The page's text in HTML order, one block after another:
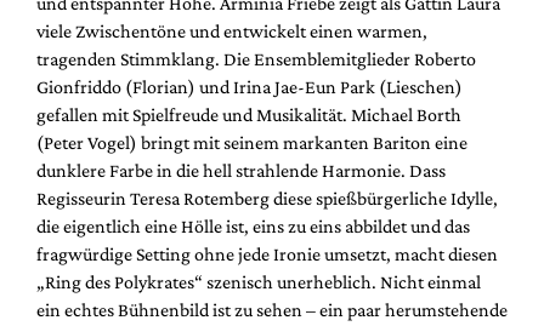
viele Zwischentöne und entwickelt einen warmen,
tragenden Stimmklang. Die Ensemblemitglieder Roberto
Gionfriddo (Florian) und Irina Jae-Eun Park (Lieschen)
gefallen mit Spielfreude und Musikalität. Michael Borth
(Peter Vogel) bringt mit seinem markanten Bariton eine
dunklere Farbe in die hell strahlende Harmonie. Dass
Regisseurin Teresa Rotemberg diese spießbürgerliche Idylle,
die eigentlich eine Hölle ist, eins zu eins abbildet und das
fragwürdige Setting ohne jede Ironie umsetzt, macht diesen
„Ring des Polykrates“ szenisch unerheblich. Nicht einmal
ein echtes Bühnenbild ist zu sehen – ein paar herumstehende